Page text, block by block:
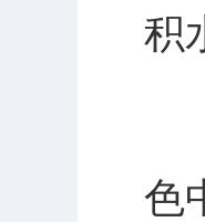
积
色